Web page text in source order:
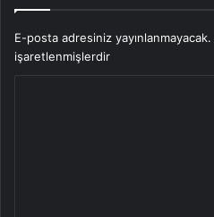
E-posta adresiniz yayınlanmayacak.
işaretlenmişlerdir